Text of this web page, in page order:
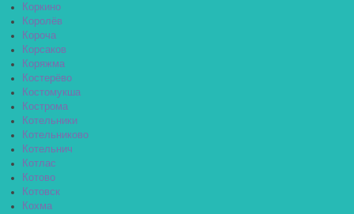
Коркино
Королёв
Короча
Корсаков
Коряжма
Костерёво
Костомукша
Кострома
Котельники
Котельниково
Котельнич
Котлас
Котово
Котовск
Кохма